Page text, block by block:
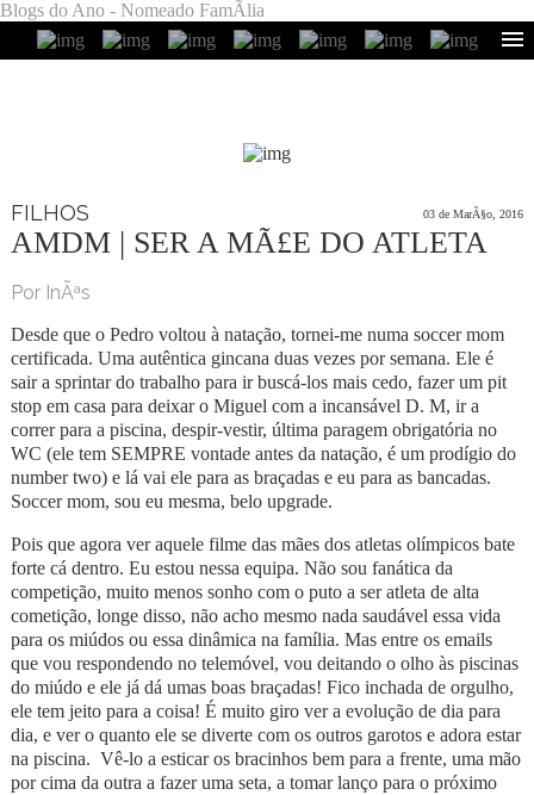
Blogs do Ano - Nomeado FamÃ­lia
FILHOS 03 de MarÃ§o, 2016
AMDM | SER A MÃ£E DO ATLETA
Por InÃªs
Desde que o Pedro voltou à natação, tornei-me numa soccer mom
certificada. Uma autêntica gincana duas vezes por semana. Ele é
sair a sprintar do trabalho para ir buscá-los mais cedo, fazer um pit
stop em casa para deixar o Miguel com a incansável D. M, ir a
correr para a piscina, despir-vestir, última paragem obrigatória no
WC (ele tem SEMPRE vontade antes da natação, é um prodígio do
number two) e lá vai ele para as braçadas e eu para as bancadas.
Soccer mom, sou eu mesma, belo upgrade.
Pois que agora ver aquele filme das mães dos atletas olímpicos bate
forte cá dentro. Eu estou nessa equipa. Não sou fanática da
competição, muito menos sonho com o puto a ser atleta de alta
cometição, longe disso, não acho mesmo nada saudável essa vida
para os miúdos ou essa dinâmica na família. Mas entre os emails
que vou respondendo no telemóvel, vou deitando o olho às piscinas
do miúdo e ele já dá umas boas braçadas! Fico inchada de orgulho,
ele tem jeito para a coisa! É muito giro ver a evolução de dia para
dia, e ver o quanto ele se diverte com os outros garotos e adora estar
na piscina. Vê-lo a esticar os bracinhos bem para a frente, uma mão
por cima da outra a fazer uma seta, a tomar lanço para o próximo